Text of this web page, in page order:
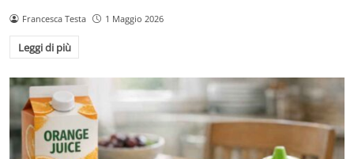
Francesca Testa 1 Maggio 2026
Leggi di più